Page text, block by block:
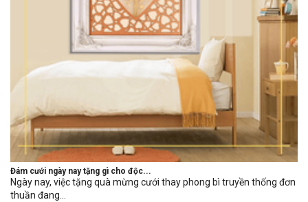
Đám cưới ngày nay tặng gì cho độc...
Ngày nay, việc tặng quà mừng cưới thay phong bì truyền thống đơn
thuần đang...